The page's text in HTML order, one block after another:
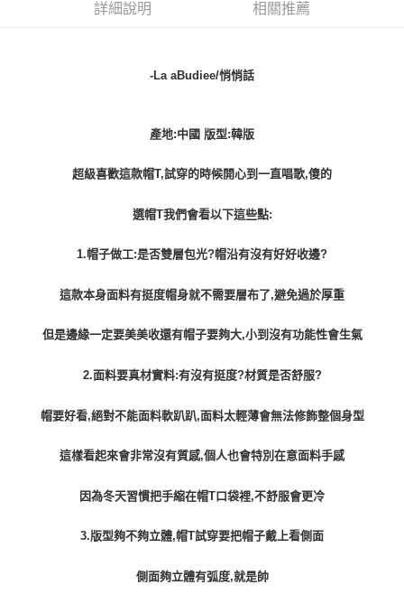
每筆NT$100，滿NT$1,500(含以上)免運費
每筆NT$100，滿NT$1,000(含以上)免運費
每筆NT$100，滿NT$1,000(含以上)免運費
詳細說明 相關推薦
-La aBudiee/悄悄話
產地:中國 版型:韓版
超級喜歡這款帽T,試穿的時候開心到一直唱歌,傻的
選帽T我們會看以下這些點:
1.帽子做工:是否雙層包光?帽沿有沒有好好收邊?
這款本身面料有挺度帽身就不需要層布了,避免過於厚重
但是邊緣一定要美美收還有帽子要夠大,小到沒有功能性會生氣
2.面料要真材實料:有沒有挺度?材質是否舒服?
帽要好看,絕對不能面料軟趴趴,面料太輕薄會無法修飾整個身型
這樣看起來會非常沒有質感,個人也會特別在意面料手感
因為冬天習慣把手縮在帽T口袋裡,不舒服會更冷
3.版型夠不夠立體,帽T試穿要把帽子戴上看側面
側面夠立體有弧度,就是帥